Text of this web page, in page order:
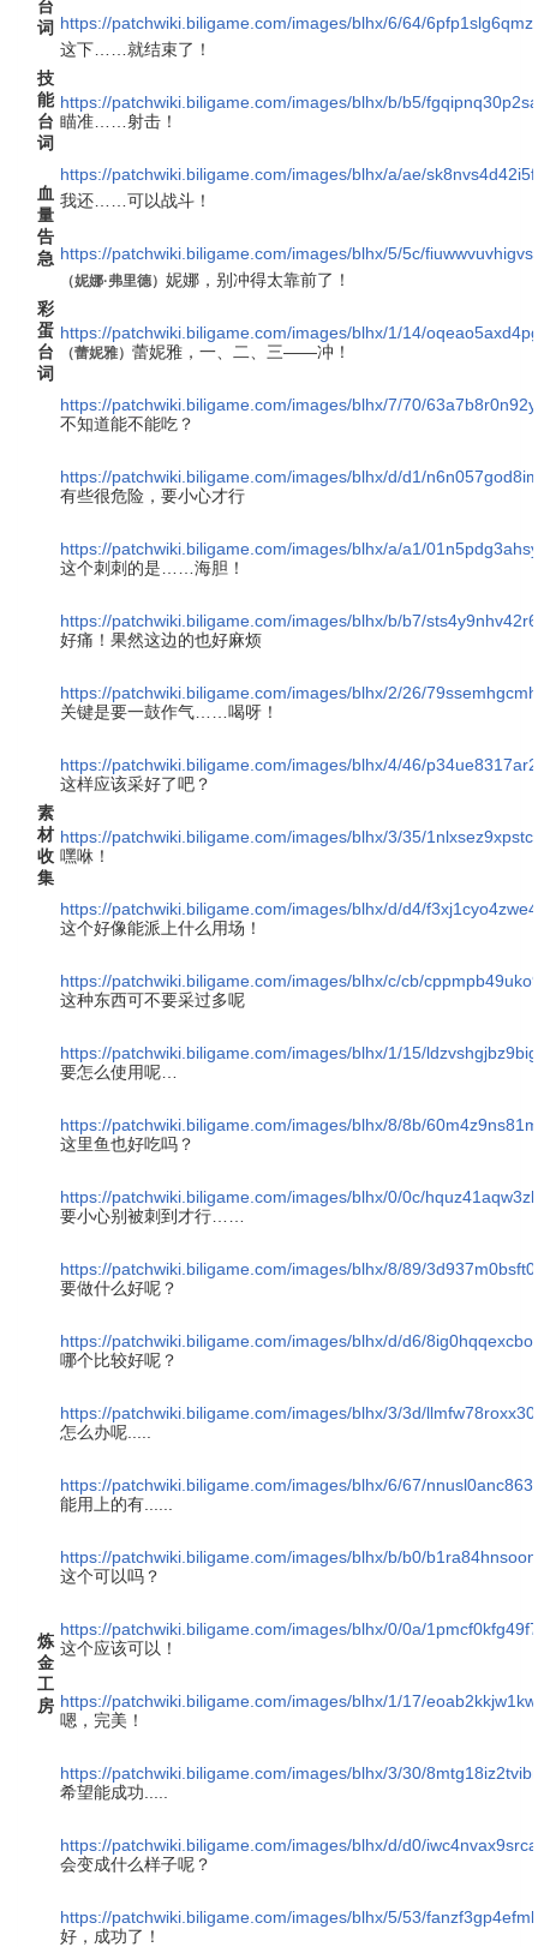
台
词 https://patchwiki.biligame.com/images/blhx/6/64/
技
能
台
词
这下……就结束了！
https://patchwiki.biligame.com/images/blhx/b/b5/
瞄准……射击！
https://patchwiki.biligame.com/images/blhx/a/ae/
血
量
告
急
我还……可以战斗！
https://patchwiki.biligame.com/images/blhx/5/5c/
彩
蛋
台
词
（妮娜·弗里德） 妮娜，别冲得太靠前了！
https://patchwiki.biligame.com/images/blhx/1/14/
（蕾妮雅） 蕾妮雅，一、二、三——冲！
https://patchwiki.biligame.com/images/blhx/7/70/
素
材
收
集
不知道能不能吃？
https://patchwiki.biligame.com/images/blhx/d/d1/
有些很危险，要小心才行
https://patchwiki.biligame.com/images/blhx/a/a1/
这个刺刺的是……海胆！
https://patchwiki.biligame.com/images/blhx/b/b7/
好痛！果然这边的也好麻烦
https://patchwiki.biligame.com/images/blhx/2/26/
关键是要一鼓作气……喝呀！
https://patchwiki.biligame.com/images/blhx/4/46/
这样应该采好了吧？
https://patchwiki.biligame.com/images/blhx/3/35/
嘿咻！
https://patchwiki.biligame.com/images/blhx/d/d4/
这个好像能派上什么用场！
https://patchwiki.biligame.com/images/blhx/c/cb/
这种东西可不要采过多呢
https://patchwiki.biligame.com/images/blhx/1/15/
要怎么使用呢…
https://patchwiki.biligame.com/images/blhx/8/8b/
这里鱼也好吃吗？
https://patchwiki.biligame.com/images/blhx/0/0c/
要小心别被刺到才行……
https://patchwiki.biligame.com/images/blhx/8/89/
炼
金
工
房
要做什么好呢？
https://patchwiki.biligame.com/images/blhx/d/d6/
哪个比较好呢？
https://patchwiki.biligame.com/images/blhx/3/3d/
怎么办呢.....
https://patchwiki.biligame.com/images/blhx/6/67/
能用上的有......
https://patchwiki.biligame.com/images/blhx/b/b0/
这个可以吗？
https://patchwiki.biligame.com/images/blhx/0/0a/
这个应该可以！
https://patchwiki.biligame.com/images/blhx/1/17/
嗯，完美！
https://patchwiki.biligame.com/images/blhx/3/30/
希望能成功.....
https://patchwiki.biligame.com/images/blhx/d/d0/
会变成什么样子呢？
https://patchwiki.biligame.com/images/blhx/5/53/
好，成功了！